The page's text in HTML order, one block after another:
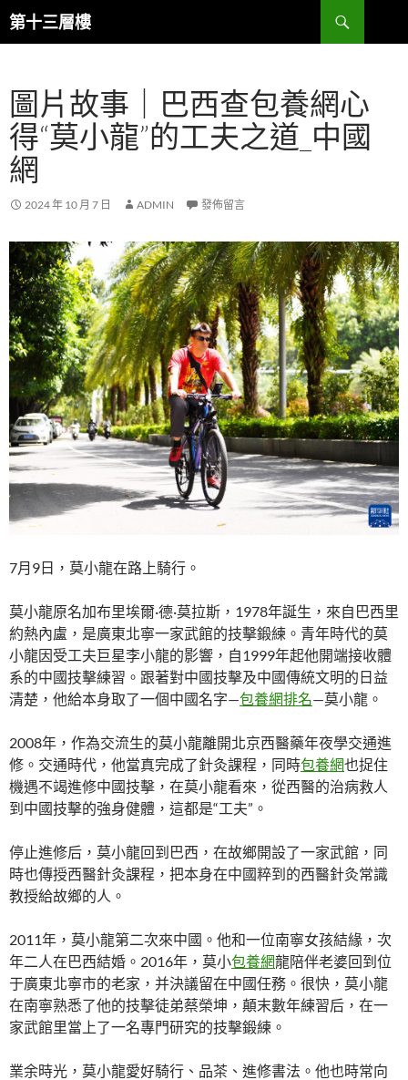
跳
至
容
第十三層樓
搜
尋
圖片故事｜巴西查包養網心
得“莫小龍”的工夫之道_中國
網
2024 年 10 月 7 日 ADMIN 發佈留言
7月9日，莫小龍在路上騎行。
莫小龍原名加布里埃爾·德·莫拉斯，1978年誕生，來自巴西里
約熱內盧，是廣東北寧一家武館的技擊鍛練。青年時代的莫
小龍因受工夫巨星李小龍的影響，自1999年起他開端接收體
系的中國技擊練習。跟著對中國技擊及中國傳統文明的日益
清楚，他給本身取了一個中國名字—包養網排名—莫小龍。
2008年，作為交流生的莫小龍離開北京西醫藥年夜學交通進
修。交通時代，他當真完成了針灸課程，同時包養網也捉住
機遇不竭進修中國技擊，在莫小龍看來，從西醫的治病救人
到中國技擊的強身健體，這都是“工夫”。
停止進修后，莫小龍回到巴西，在故鄉開設了一家武館，同
時也傳授西醫針灸課程，把本身在中國粹到的西醫針灸常識
教授給故鄉的人。
2011年，莫小龍第二次來中國。他和一位南寧女孩結緣，次
年二人在巴西結婚。2016年，莫小包養網龍陪伴老婆回到位
于廣東北寧市的老家，并決議留在中國任務。很快，莫小龍
在南寧熟悉了他的技擊徒弟蔡榮坤，顛末數年練習后，在一
家武館里當上了一名專門研究的技擊鍛練。
業余時光，莫小龍愛好騎行、品茶、進修書法。他也時常向